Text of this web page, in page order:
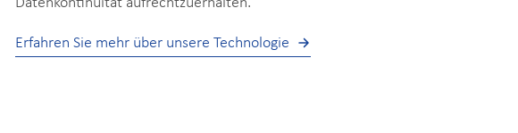
Erfahren Sie mehr über unsere Technologie